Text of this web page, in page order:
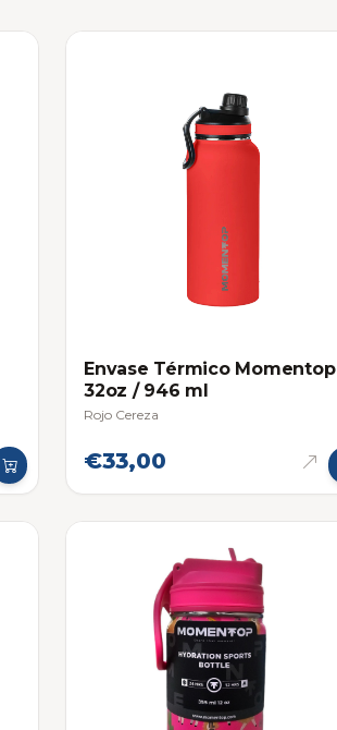
Envase Térmico Momentop
32oz / 946 ml
Rojo Cereza
€33,00